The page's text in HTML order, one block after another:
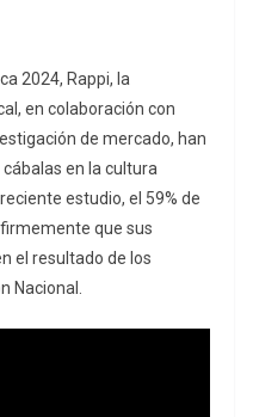
2024, Rappi, la
en colaboración con
de mercado, han
en la cultura
estudio, el 59% de
que sus
el resultado de los
Nacional.